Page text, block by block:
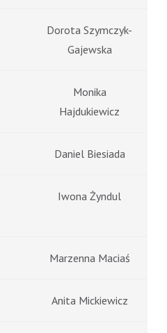
Dorota Szymczyk-
Gajewska
Monika
Hajdukiewicz
Daniel Biesiada
Iwona Żyndul
Marzenna Maciaś
Anita Mickiewicz